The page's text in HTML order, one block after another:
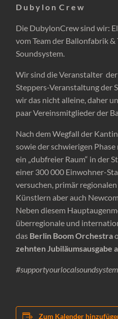
D u b y l o n C r e w
Die DubylonCrew sind wir:
vom Team der Ballonfabrik
Soundsystem.
Wir sind die Veranstalter
Steppers-Veranstaltung der
wir das nicht alleine, daher
paar Vereinsmitglieder der
Nach dem Wegfall der
sowie der schwierigen
ein „dubfreier Raum“ in der
einer 300 000 Einwohner-
versuchen, primär
Künstlern aber auch
Neben diesem
überregionale und
das Berlin Boom Orchestra
zehnten Jubiläumsausgabe
#supportyourlocalsoundsystem
Zum Kalender